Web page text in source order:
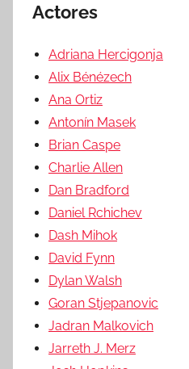
Actores
Adriana Hercigonja
Alix Bénézech
Ana Ortiz
Antonín Masek
Brian Caspe
Charlie Allen
Dan Bradford
Daniel Rchichev
Dash Mihok
David Fynn
Dylan Walsh
Goran Stjepanovic
Jadran Malkovich
Jarreth J. Merz